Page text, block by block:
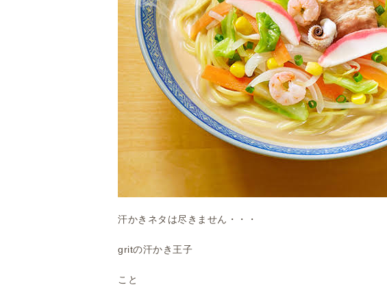
汗かきネタは尽きません・・・
gritの汗かき王子
こと